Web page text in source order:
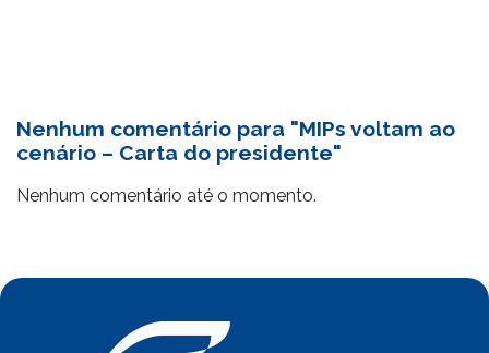
Nenhum comentário para "MIPs voltam ao
cenário – Carta do presidente"
Nenhum comentário até o momento.